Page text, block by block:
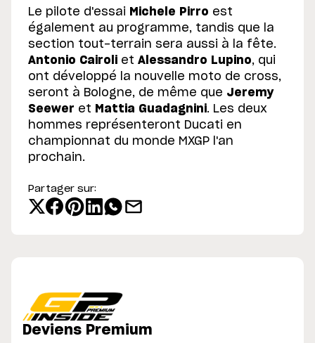
Le pilote d'essai Michele Pirro est
également au programme, tandis que la
section tout-terrain sera aussi à la fête.
Antonio Cairoli et Alessandro Lupino, qui
ont développé la nouvelle moto de cross,
seront à Bologne, de même que Jeremy
Seewer et Mattia Guadagnini. Les deux
hommes représenteront Ducati en
championnat du monde MXGP l'an
prochain.
Partager sur:
Deviens Premium